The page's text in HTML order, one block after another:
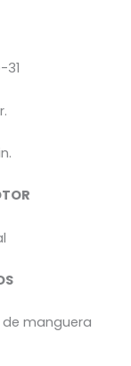
31
de manguera